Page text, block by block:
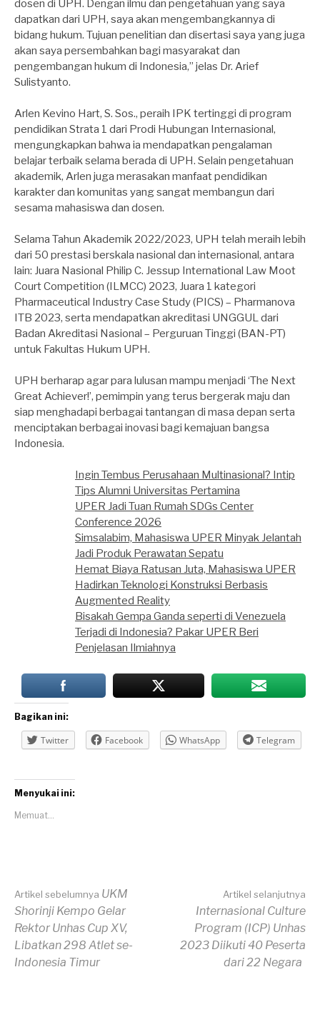
dosen di UPH. Dengan ilmu dan pengetahuan yang saya
dapatkan dari UPH, saya akan mengembangkannya di
bidang hukum. Tujuan penelitian dan disertasi saya yang juga
akan saya persembahkan bagi masyarakat dan
pengembangan hukum di Indonesia,” jelas Dr. Arief
Sulistyanto.
Arlen Kevino Hart, S. Sos., peraih IPK tertinggi di program
pendidikan Strata 1 dari Prodi Hubungan Internasional,
mengungkapkan bahwa ia mendapatkan pengalaman
belajar terbaik selama berada di UPH. Selain pengetahuan
akademik, Arlen juga merasakan manfaat pendidikan
karakter dan komunitas yang sangat membangun dari
sesama mahasiswa dan dosen.
Selama Tahun Akademik 2022/2023, UPH telah meraih lebih
dari 50 prestasi berskala nasional dan internasional, antara
lain: Juara Nasional Philip C. Jessup International Law Moot
Court Competition (ILMCC) 2023, Juara 1 kategori
Pharmaceutical Industry Case Study (PICS) – Pharmanova
ITB 2023, serta mendapatkan akreditasi UNGGUL dari
Badan Akreditasi Nasional – Perguruan Tinggi (BAN-PT)
untuk Fakultas Hukum UPH.
UPH berharap agar para lulusan mampu menjadi ‘The Next
Great Achiever!’, pemimpin yang terus bergerak maju dan
siap menghadapi berbagai tantangan di masa depan serta
menciptakan berbagai inovasi bagi kemajuan bangsa
Indonesia.
Ingin Tembus Perusahaan Multinasional? Intip
Tips Alumni Universitas Pertamina
UPER Jadi Tuan Rumah SDGs Center
Conference 2026
Simsalabim, Mahasiswa UPER Minyak Jelantah
Jadi Produk Perawatan Sepatu
Hemat Biaya Ratusan Juta, Mahasiswa UPER
Hadirkan Teknologi Konstruksi Berbasis
Augmented Reality
Bisakah Gempa Ganda seperti di Venezuela
Terjadi di Indonesia? Pakar UPER Beri
Penjelasan Ilmiahnya
Bagikan ini:
Twitter Facebook WhatsApp Telegram
Menyukai ini:
Memuat...
Lanjut
Membaca
Artikel sebelumnya UKM
Shorinji Kempo Gelar
Rektor Unhas Cup XV,
Libatkan 298 Atlet se-
Indonesia Timur
Artikel selanjutnya
Internasional Culture
Program (ICP) Unhas
2023 Diikuti 40 Peserta
dari 22 Negara